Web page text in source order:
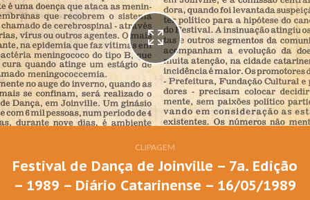
CLIPAGEM
Festival de Dança de Joinville – 7a. Edição
– 1989 – Diário Catarinense – 16/05/1989